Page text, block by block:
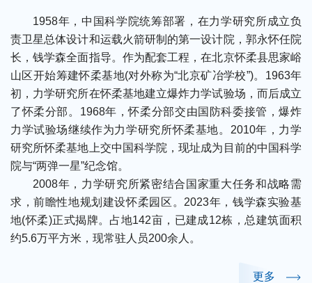
1958年，中国科学院统筹部署，在力学研究所成立负
责卫星总体设计和运载火箭研制的第一设计院，郭永怀任院
长，钱学森全面指导。作为配套工程，在北京怀柔县思家峪
山区开始筹建怀柔基地(对外称为“北京矿冶学校”)。1963年
初，力学研究所在怀柔基地建立爆炸力学试验场，而后成立
了怀柔分部。1968年，怀柔分部交由国防科委接管，爆炸
力学试验场继续作为力学研究所怀柔基地。2010年，力学
研究所怀柔基地上交中国科学院，现址成为目前的中国科学
院与“两弹一星”纪念馆。
2008年，力学研究所紧密结合国家重大任务和战略需
求，前瞻性地规划建设怀柔园区。2023年，钱学森实验基
地(怀柔)正式揭牌。占地142亩，已建成12栋，总建筑面积
约5.6万平方米，现常驻人员200余人。
更多